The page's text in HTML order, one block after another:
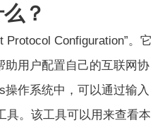
？
Protocol Configuration”。它
助用户配置自己的互联网协
作系统中，可以通过输入
具。该工具可以用来查看本